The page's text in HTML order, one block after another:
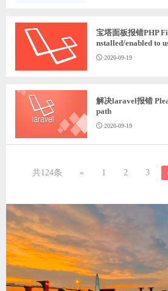
宝塔面板报错PHP
nstalled/enabled to
2020-09-19
解决laravel报错
path
2020-09-19
共124条 « 1 2 3